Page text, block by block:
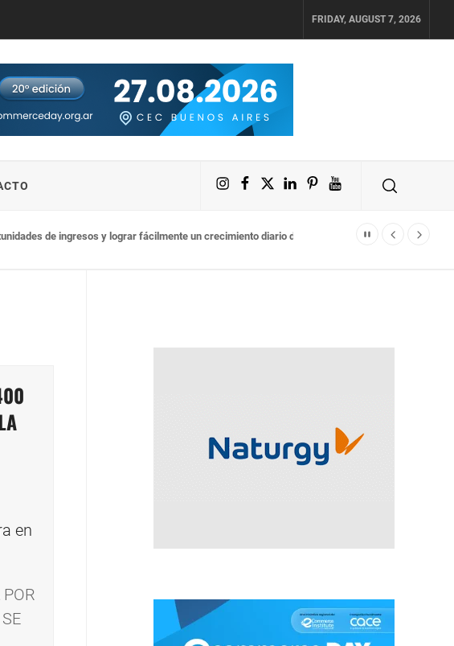
FRIDAY, AUGUST 7, 2026
Instagram
Facebook
X LinkedIn
PinterestYouTube
de ingresos y lograr fácilmente un crecimiento diario del 4% en sus activos digitales